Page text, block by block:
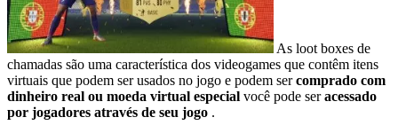
As loot boxes de
chamadas são uma característica dos videogames que contêm itens
virtuais que podem ser usados ​​no jogo e podem sercomprado com
dinheiro real ou moeda virtual especial você pode seracessado
por jogadores através de seu jogo .